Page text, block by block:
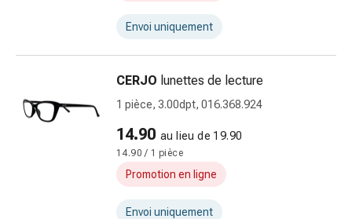
désinfection
plaies
Pansement
spray
Sutures
cutanées
adhésives
tissulaire
Envoi uniquement
CERJO lunettes de lecture
1 pièce, 3.00dpt, 016.368.924
14.90 au lieu de 19.90
14.90 / 1 pièce
Promotion en ligne
Envoi uniquement